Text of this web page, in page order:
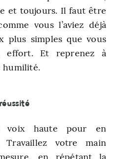
et toujours. Il faut être
vous l’aviez déjà
plus simples que vous
effort. Et reprenez à
humilité.
voix haute pour en
votre main